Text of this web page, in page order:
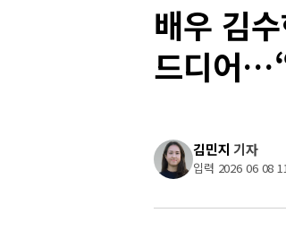
배우 김
드디어
김민지 기자
입력 2026 06 08